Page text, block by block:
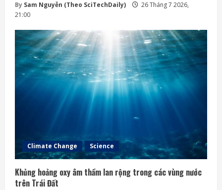
By Sam Nguyễn (Theo SciTechDaily)
26 Tháng 7 2026,
21:00
Climate Change Science
Khủng hoảng oxy âm thầm lan rộng trong các vùng nước
trên Trái Đất